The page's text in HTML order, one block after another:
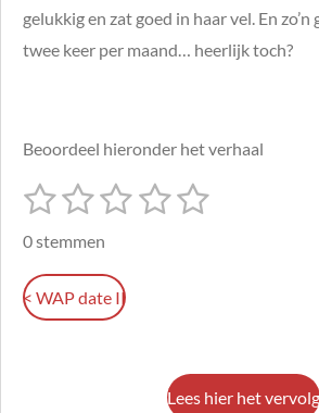
gelukkig en zat goed in haar vel. En zo’n
twee keer per maand… heerlijk toch?
Beoordeel hieronder het verhaal
R
i
n
1
s
t
e
2
s
t
e
3
s
t
e
4 5
r
S
0 stemmen
< WAP date II
Lees hier het vervolg